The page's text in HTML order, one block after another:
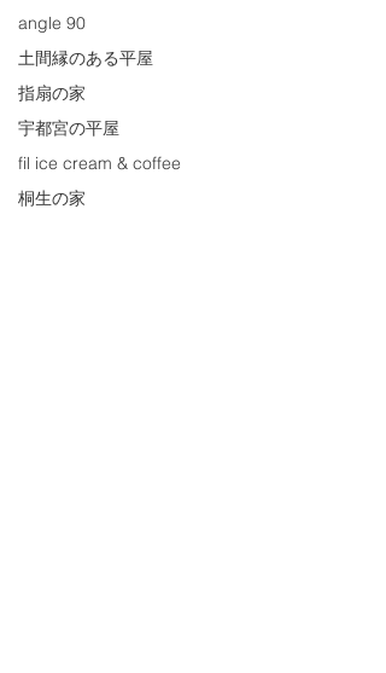
angle 90
土間縁のある平屋
指扇の家
宇都宮の平屋
fil ice cream & coffee
桐生の家